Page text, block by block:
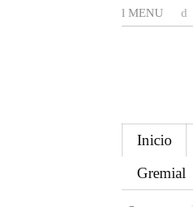
MENU
Inicio
Gremial